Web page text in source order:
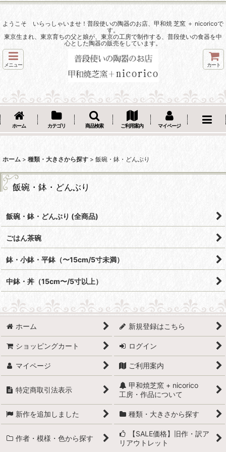
ようこそ いらっしゃいませ！普段使いの陶器のお店、甲和焼 芝窯 ＋ nicoricoで
す。
東京生まれ、東京育ちの父と娘が、東京の工房で制作する、普段使いの食器を中
心とした陶器の販売をしています。
メニュー カート
ホーム カテゴリ 商品検索 ご利用案内 マイページ
ホーム > 種類・大きさから探す > 飯碗・鉢・どんぶり
飯碗・鉢・どんぶり
飯碗・鉢・どんぶり (全商品)
ごはん茶碗
鉢・小鉢・平鉢（〜15cm/5寸未満）
中鉢・丼（15cm〜/5寸以上）
ホーム 新規登録はこちら
ショッピングカート ログイン
マイページ ご利用案内
特定商取引法表示
甲和焼芝窯 + nicorico
工房・作品について
新作を追加しました 種類・大きさから探す
作者・模様・色から探す
【SALE価格】旧作・訳ア
リアウトレット